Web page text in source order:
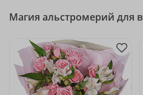
Магия альстромерий для